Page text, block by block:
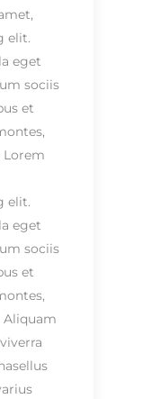
elit.
eget
sociis
et
Lorem
elit.
eget
sociis
et
Aliquam